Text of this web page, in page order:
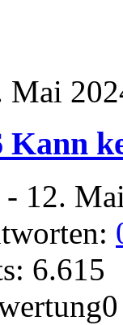
Mai
Kann
- 12.
6.615